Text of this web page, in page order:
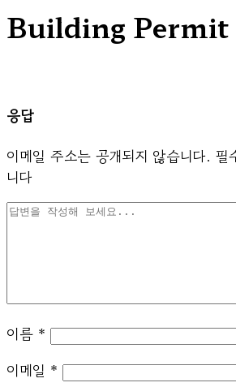
Building Permit
응답
이메일 주소는 공개되지 않습니다. 필
니다
이름 *
이메일 *